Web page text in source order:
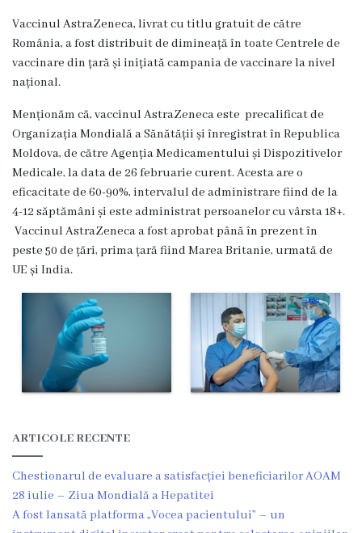
n
d
c
e
r
e
a
t
a
t
e
S
Vaccinul AstraZeneca, livrat cu titlu gratuit de către
România, a fost distribuit de dimineață în toate Centrele de
vaccinare din țară și inițiată campania de vaccinare la nivel
național.
Menționăm că, vaccinul AstraZeneca este precalificat de
Organizația Mondială a Sănătății și înregistrat în Republica
Moldova, de către Agenția Medicamentului și Dispozitivelor
Medicale, la data de 26 februarie curent. Acesta are o
eficacitate de 60-90%, intervalul de administrare fiind de la
4-12 săptămâni și este administrat persoanelor cu vârsta 18+.
Vaccinul AstraZeneca a fost aprobat până în prezent în
peste 50 de țări, prima țară fiind Marea Britanie, urmată de
UE și India.
ARTICOLE RECENTE
Chestionarul de evaluare a satisfacției beneficiarilor AOAM
28 iulie – Ziua Mondială a Hepatitei
A fost lansată platforma „Vocea pacientului” – un